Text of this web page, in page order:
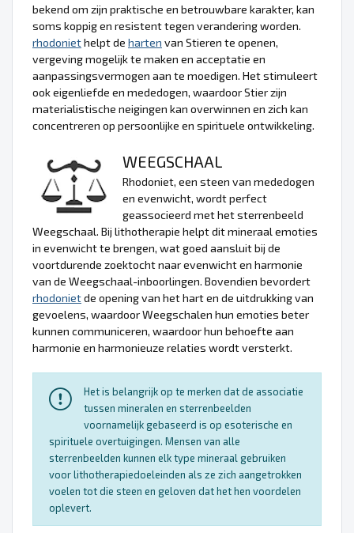
bekend om zijn praktische en betrouwbare karakter, kan
soms koppig en resistent tegen verandering worden.
rhodoniethelpt de harten van Stieren te openen,
vergeving mogelijk te maken en acceptatie en
aanpassingsvermogen aan te moedigen. Het stimuleert
ook eigenliefde en mededogen, waardoor Stier zijn
materialistische neigingen kan overwinnen en zich kan
concentreren op persoonlijke en spirituele ontwikkeling.
WEEGSCHAAL
Rhodoniet, een steen van mededogen
en evenwicht, wordt perfect
geassocieerd met het sterrenbeeld
Weegschaal. Bij lithotherapie helpt dit mineraal emoties
in evenwicht te brengen, wat goed aansluit bij de
voortdurende zoektocht naar evenwicht en harmonie
van de Weegschaal-inboorlingen. Bovendien bevordert
rhodonietde opening van het hart en de uitdrukking van
gevoelens, waardoor Weegschalen hun emoties beter
kunnen communiceren, waardoor hun behoefte aan
harmonie en harmonieuze relaties wordt versterkt.
Het is belangrijk op te merken dat de associatie
tussen mineralen en sterrenbeelden
voornamelijk gebaseerd is op esoterische en
spirituele overtuigingen. Mensen van alle
sterrenbeelden kunnen elk type mineraal gebruiken
voor lithotherapiedoeleinden als ze zich aangetrokken
voelen tot die steen en geloven dat het hen voordelen
oplevert.